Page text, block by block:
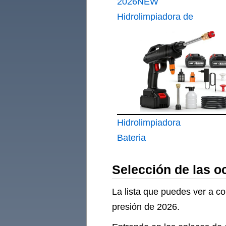
Hidrolimpiadora de
Hidrolimpiadora
Bateria
Selección de las
La lista que puedes ver a
presión de 2026.